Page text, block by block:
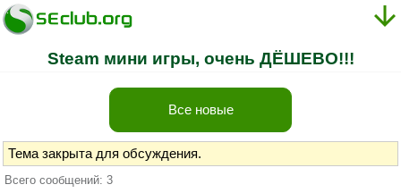
Steam мини игры, очень ДЁШЕВО!!!
Все новые
Тема закрыта для обсуждения.
Всего сообщений: 3